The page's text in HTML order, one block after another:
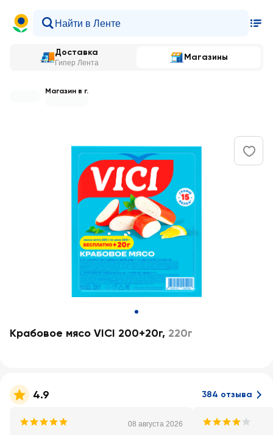
Доставка
Гипер Лента
Магазины
Магазин в г.
Крабовое мясо VICI 200+20г, 220г
4.9 384 отзыва
08 августа 2026